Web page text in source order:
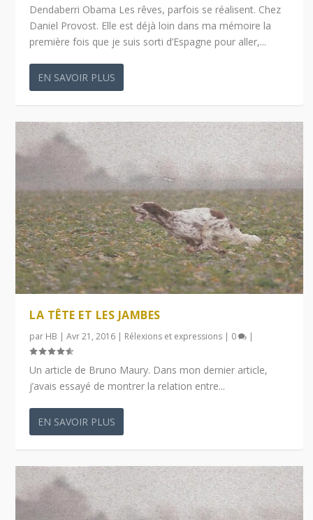
Dendaberri Obama Les rêves, parfois se réalisent. Chez
Daniel Provost. Elle est déjà loin dans ma mémoire la
première fois que je suis sorti d’Espagne pour aller,...
EN SAVOIR PLUS
LA TÊTE ET LES JAMBES
par HB |Avr 21, 2016 | Rélexions et expressions | 0 |
Un article de Bruno Maury. Dans mon dernier article,
j’avais essayé de montrer la relation entre...
EN SAVOIR PLUS